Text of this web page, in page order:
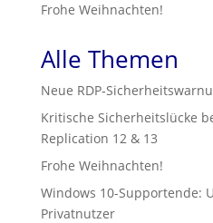
Frohe Weihnachten!
Alle Themen
Neue
Kritische Sicherheitslücke
Replication 12 & 13
Frohe Weihnachten!
Windows 10-Supportende:
Privatnutzer